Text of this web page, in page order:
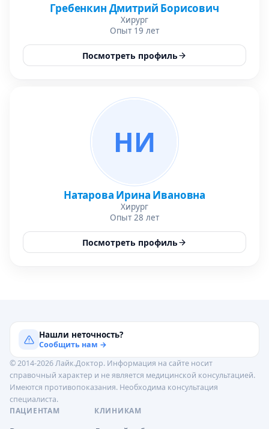
Гребенкин Дмитрий Борисович
Хирург
Опыт 19 лет
Посмотреть профиль
НИ
Натарова Ирина Ивановна
Хирург
Опыт 28 лет
Посмотреть профиль
Нашли неточность?
Сообщить нам →
© 2014-2026 Лайк.Доктор. Информация на сайте носит
справочный характер и не является медицинской консультацией.
Имеются противопоказания. Необходима консультация
специалиста.
ПАЦИЕНТАМ
КЛИНИКАМ